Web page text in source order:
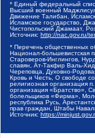
* Единый федеральный
Высший военный
Движение Талибан,
Исламское государство,
Чистопольский Джамаат,
Источник: http://nac.gov.ru/
* Перечень общественных
Национал-большевистская
Староверов-Инглингов,
славян, Ат-Такфир Валь-
Череповца, Духовно-
Кровь и Честь, О свободе
религиозная организация
организация «Братство»,
болельщиков «Фирма»,
республика Русь,
прав граждан, Штабы
Источник: https://